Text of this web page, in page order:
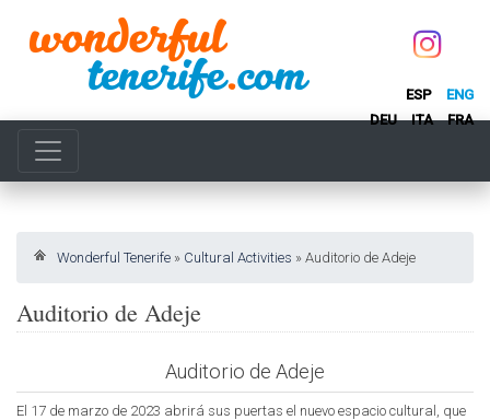
ESP
ENG
DEU
ITA FRA
Wonderful Tenerife » Cultural Activities » Auditorio de Adeje
Auditorio de Adeje
Auditorio de Adeje
El 17 de marzo de 2023 abrirá sus puertas el nuevo espacio cultural, que